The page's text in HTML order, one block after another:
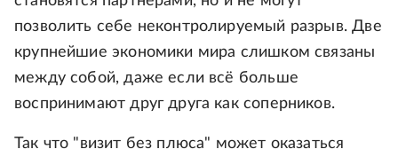
позволить себе неконтролируемый разрыв. Две
крупнейшие экономики мира слишком связаны
между собой, даже если всё больше
воспринимают друг друга как соперников.
Так что "визит без плюса" может оказаться